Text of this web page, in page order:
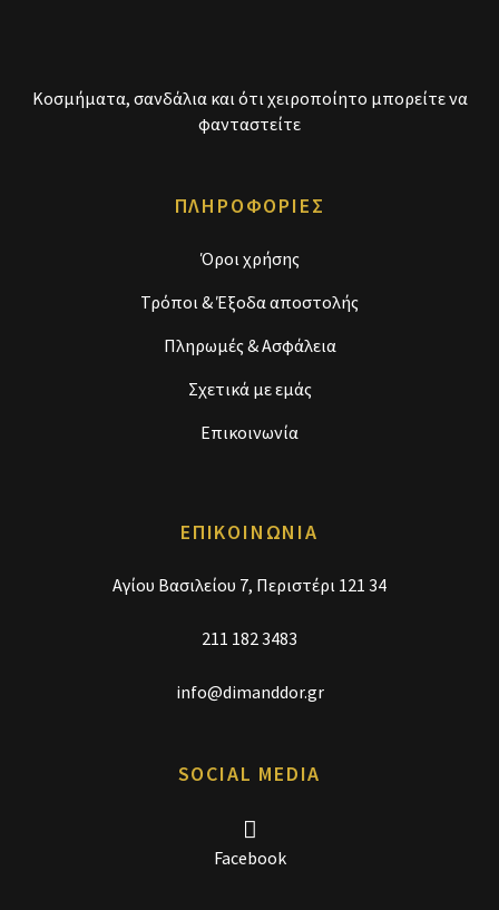
Κοσμήματα, σανδάλια και ότι χειροποίητο μπορείτε να
φανταστείτε
ΠΛΗΡΟΦΟΡΙΕΣ
Όροι χρήσης
Τρόποι & Έξοδα αποστολής
Πληρωμές & Ασφάλεια
Σχετικά με εμάς
Επικοινωνία
ΕΠΙΚΟΙΝΩΝΙΑ
Αγίου Βασιλείου 7, Περιστέρι 121 34
211 182 3483
info@dimanddor.gr
SOCIAL MEDIA
Facebook